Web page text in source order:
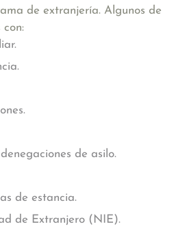
de extranjería. Algunos de
con:
de asilo.
de estancia.
de Extranjero (NIE).